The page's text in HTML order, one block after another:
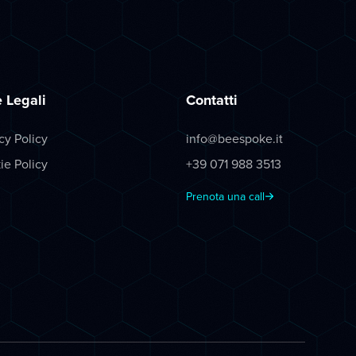
Legali
Policy
Policy
Contatti
info@beespoke.it
+39 071 988 3513
Prenota una call